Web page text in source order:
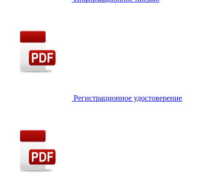
Регистрационное удостоверение